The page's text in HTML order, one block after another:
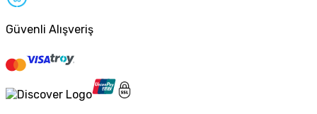
Güvenli Alışveriş